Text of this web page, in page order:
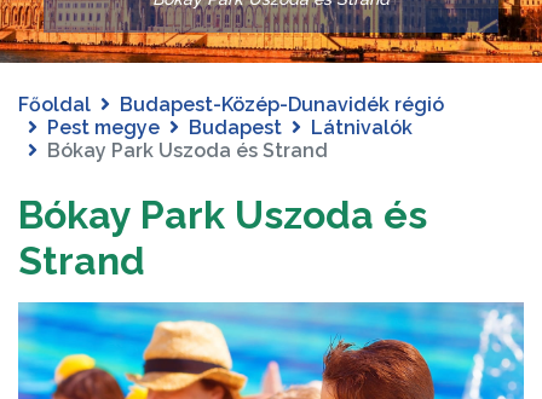
Főoldal
Budapest-Közép-Dunavidék régió
Pest megye
Budapest
Látnivalók
Bókay Park Uszoda és Strand
Bókay Park Uszoda és
Strand